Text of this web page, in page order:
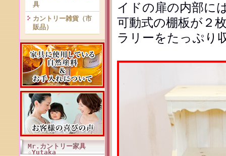
具
カントリー雑貨（市
販品）
Mr.カントリー家具
☆Yutaka
イドの扉の内部に
可動式の棚板が２
ラリーをたっぷり